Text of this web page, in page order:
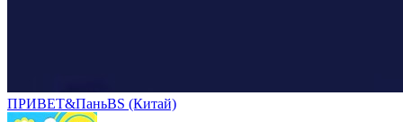
ПРИВЕТ&ПаньBS (Китай)